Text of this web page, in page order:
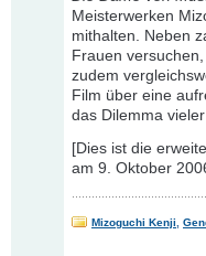
Meisterwerken
mithalten. Neben
Frauen
zudem
Film über eine
das Dilemma
[Dies ist die
am 9. Oktober
Mizoguchi Kenji